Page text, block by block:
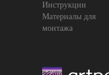
Инструкции
Материалы для
монтажа